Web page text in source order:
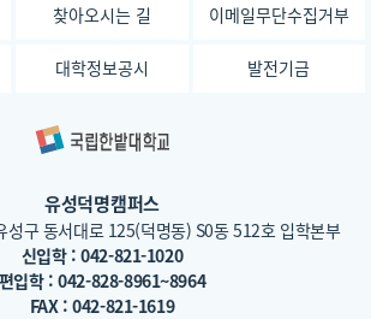
찾아오시는 길 이메일무단수집거부
대학정보공시 발전기금
유성덕명캠퍼스
성구 동서대로 125(덕명동) S0동 512호 입학본부
신입학 : 042-821-1020
편입학 : 042-828-8961~8964
FAX : 042-821-1619